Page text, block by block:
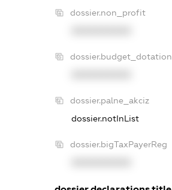
dossier.non_profit
dossier.budget_dotation
dossier.palne_akciz
dossier.notInList
dossier.bigTaxPayerReg